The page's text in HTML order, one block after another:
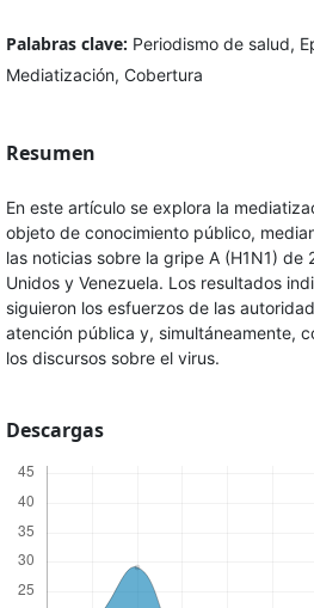
Palabras clave: Periodismo de salud,
Mediatización, Cobertura
Resumen
En este artículo se explora la
objeto de conocimiento público,
las noticias sobre la gripe A (H1N1) de
Unidos y Venezuela. Los resultados
siguieron los esfuerzos de las
atención pública y, simultáneamente,
los discursos sobre el virus.
Descargas